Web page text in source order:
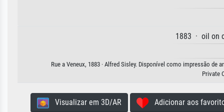
1883 · oil on
Rue a Veneux, 1883 · Alfred Sisley. Disponível como impressão
Private
Visualizar em 3D/AR Adicionar aos